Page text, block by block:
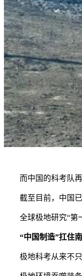
而中国的科考队再也
截至目前，中国已
全球极地研究“第一
“中国制造”扛住
极地科考从来不只